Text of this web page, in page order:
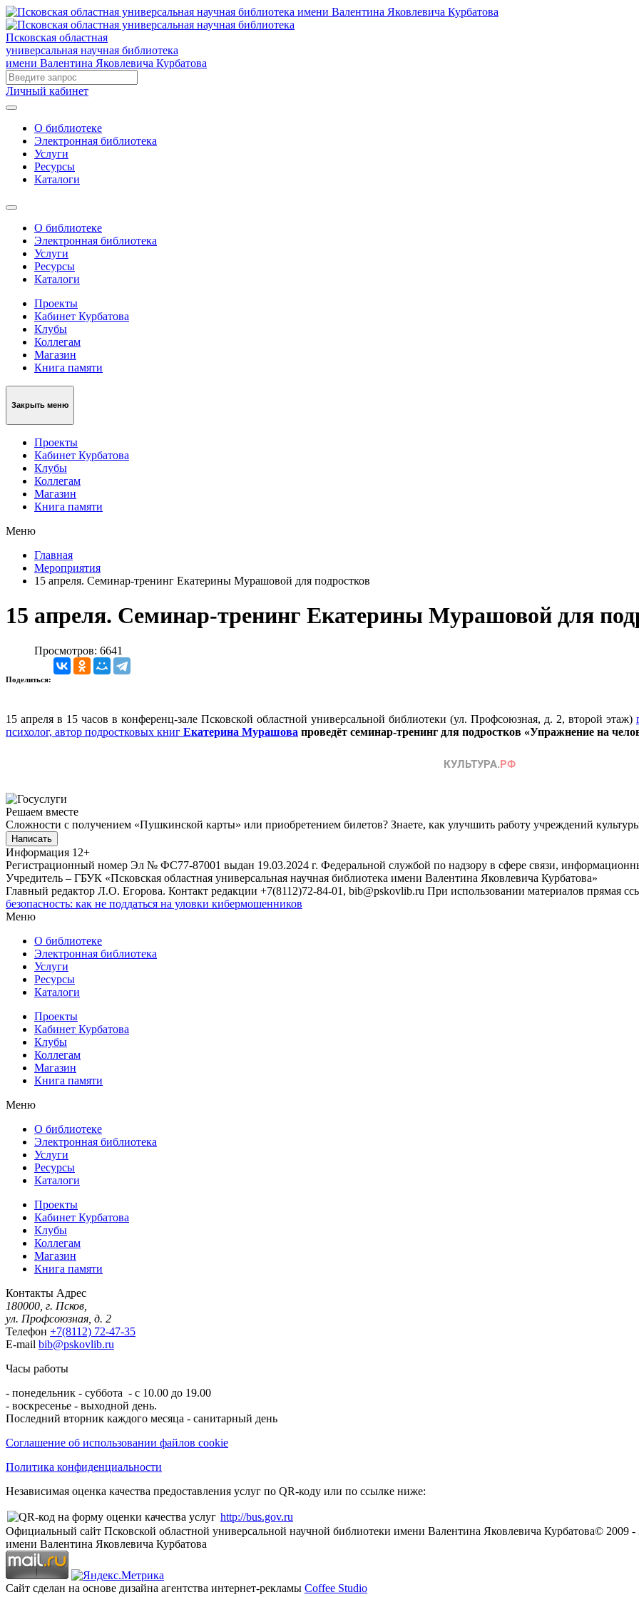
Псковская областная
универсальная научная библиотека
имени Валентина Яковлевича Курбатова
Личный кабинет
О библиотеке
Электронная библиотека
Услуги
Ресурсы
Каталоги
О библиотеке
Электронная библиотека
Услуги
Ресурсы
Каталоги
Проекты
Кабинет Курбатова
Клубы
Коллегам
Магазин
Книга памяти
Закрыть меню
Проекты
Кабинет Курбатова
Клубы
Коллегам
Магазин
Книга памяти
Меню
Главная
Мероприятия
15 апреля. Семинар-тренинг Екатерины Мурашовой для подростков
15 апреля. Семинар-тренинг Екатерины Мурашовой для
Просмотров: 6641
Поделиться:
15 апреля в 15 часов в конференц-зале Псковской областной универсальной библиотеки (ул. Профсоюзная, д. 2, второй этаж)
психолог, автор подростковых книг Екатерина Мурашова проведёт семинар-тренинг для подростков «Упражнение на
Решаем вместе
Сложности с получением «Пушкинской карты» или приобретением билетов? Знаете, как улучшить работу учреждений
Написать
Информация 12+
Регистрационный номер Эл № ФС77-87001 выдан 19.03.2024 г. Федеральной службой по надзору в сфере связи,
Учредитель – ГБУК «Псковская областная универсальная научная библиотека имени Валентина Яковлевича Курбатова»
Главный редактор Л.О. Егорова. Контакт редакции +7(8112)72-84-01, bib@pskovlib.ru При использовании материалов прямая
безопасность: как не поддаться на уловки кибермошенников
Меню
О библиотеке
Электронная библиотека
Услуги
Ресурсы
Каталоги
Проекты
Кабинет Курбатова
Клубы
Коллегам
Магазин
Книга памяти
Меню
О библиотеке
Электронная библиотека
Услуги
Ресурсы
Каталоги
Проекты
Кабинет Курбатова
Клубы
Коллегам
Магазин
Книга памяти
Контакты Адрес
180000, г. Псков,
ул. Профсоюзная, д. 2
Телефон +7(8112) 72-47-35
E-mail bib@pskovlib.ru
Часы работы
- понедельник - суббота - с 10.00 до 19.00
- воскресенье - выходной день.
Последний вторник каждого месяца - санитарный день
Соглашение об использовании файлов cookie
Политика конфиденциальности
Независимая оценка качества предоставления услуг по QR-коду или по ссылке ниже:
http://bus.gov.ru
Официальный сайт Псковской областной универсальной научной библиотеки имени Валентина Яковлевича Курбатова© 2009 -
имени Валентина Яковлевича Курбатова
Сайт сделан на основе дизайна агентства интернет-рекламы Coffee Studio